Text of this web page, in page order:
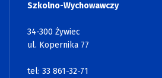
Szkolno-Wychowawczy
34-300 Żywiec
ul. Kopernika 77
tel: 33 861-32-71